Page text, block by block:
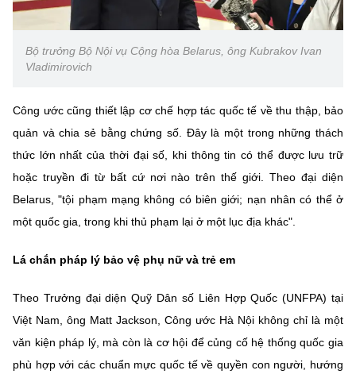
Điều khoản sử dụng Theo dõi MST: Góp ý
Cơ quan chủ quản: Bộ Khoa học và Công nghệ (MST)
Liên hệ
Địa chỉ: Ban Biên tập Cổng TTĐT - 18 Nguyễn Du, TP. Hà Nội
Email: stc@mst.gov.vn
©2026 Bản quyền thuộc Bộ Khoa Học và Công Nghệ
(Ghi rõ nguồn "https://mst.gov.vn" khi phát hành lại thông tin từ
website này)
Bộ trưởng Bộ Nội vụ Cộng hòa Belarus, ông Kubrakov Ivan
Vladimirovich
Công ước cũng thiết lập cơ chế hợp tác quốc tế về thu thập, bảo
quản và chia sẻ bằng chứng số. Đây là một trong những thách
thức lớn nhất của thời đại số, khi thông tin có thể được lưu trữ
hoặc truyền đi từ bất cứ nơi nào trên thế giới. Theo đại diện
Belarus, "tội phạm mạng không có biên giới; nạn nhân có thể ở
một quốc gia, trong khi thủ phạm lại ở một lục địa khác".
Lá chắn pháp lý bảo vệ phụ nữ và trẻ em
Theo Trưởng đại diện Quỹ Dân số Liên Hợp Quốc (UNFPA) tại
Việt Nam, ông Matt Jackson, Công ước Hà Nội không chỉ là một
văn kiện pháp lý, mà còn là cơ hội để củng cố hệ thống quốc gia
phù hợp với các chuẩn mực quốc tế về quyền con người, hướng